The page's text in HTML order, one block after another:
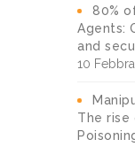
80%
Agents:
and
10
The rise